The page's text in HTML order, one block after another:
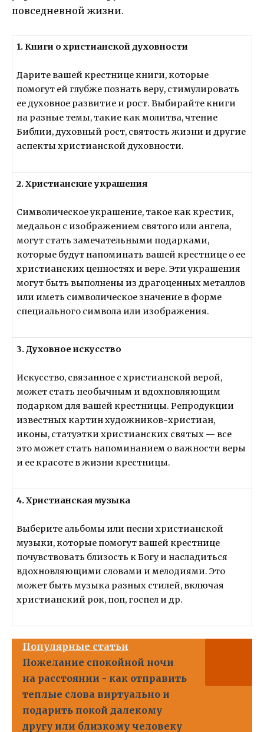
повседневной жизни.
1. Книги о христианской духовности
Дарите вашей крестнице книги, которые
помогут ей глубже познать веру, стимулировать
ее духовное развитие и рост. Выбирайте книги
на разные темы, такие как молитва, чтение
Библии, духовный рост, святость жизни и другие
аспекты христианской духовности.
2. Христианские украшения
Символическое украшение, такое как крестик,
медальон с изображением святого или ангела,
могут стать замечательными подарками,
которые будут напоминать вашей крестнице о ее
христианских ценностях и вере. Эти украшения
могут быть выполнены из драгоценных металлов
или иметь символическое значение в форме
специального символа или изображения.
3. Духовное искусство
Искусство, связанное с христианской верой,
может стать необычным и вдохновляющим
подарком для вашей крестницы. Репродукции
известных картин художников-христиан,
иконы, статуэтки христианских святых — все
это может стать напоминанием о важности веры
и ее красоте в жизни крестницы.
4. Христианская музыка
Выберите альбомы или песни христианской
музыки, которые помогут вашей крестнице
почувствовать близость к Богу и насладиться
вдохновляющими словами и мелодиями. Это
может быть музыка разных стилей, включая
христианский рок, поп, госпел и др.
Популярные статьи
Пожелание спокойной ночи
на расстоянии - как отправить
теплые слова виртуально и
подарить покой далекому
другу или близкому человеку